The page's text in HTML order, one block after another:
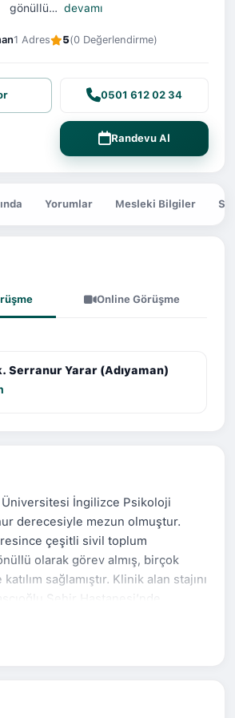
gönüllü… devamı
1 Adres 5(0 Değerlendirme)
0501 612 02 34
Randevu Al
Yorumlar Mesleki Bilgiler
Online Görüşme
Serranur Yarar (Adıyaman)
İngilizce Psikoloji
derecesiyle mezun olmuştur.
çeşitli sivil toplum
olarak görev almış, birçok
sağlamıştır. Klinik alan stajını
Şehir Hastanesi’nde
Prof. Dr. Hakan Türkçapar
Bir ACT terapisti olarak,